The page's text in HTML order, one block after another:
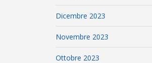
Dicembre 2023
Novembre 2023
Ottobre 2023